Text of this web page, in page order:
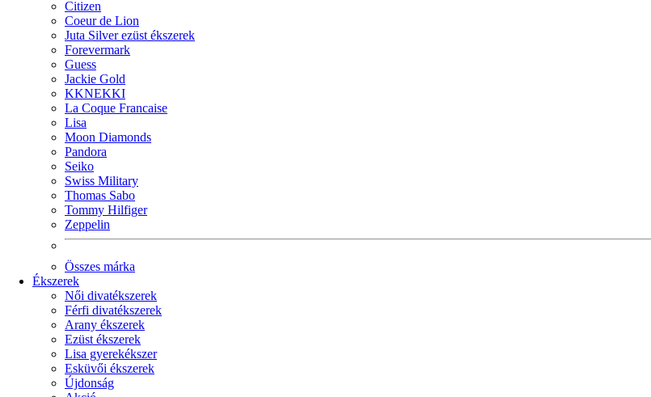
Citizen
Coeur de Lion
Juta Silver ezüst ékszerek
Forevermark
Guess
Jackie Gold
KKNEKKI
La Coque Francaise
Lisa
Moon Diamonds
Pandora
Seiko
Swiss Military
Thomas Sabo
Tommy Hilfiger
Zeppelin
Összes márka
Ékszerek
Női divatékszerek
Férfi divatékszerek
Arany ékszerek
Ezüst ékszerek
Lisa gyerekékszer
Esküvői ékszerek
Újdonság